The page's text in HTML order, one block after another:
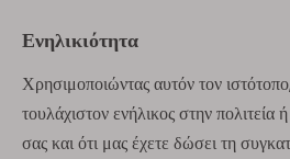
Ενηλικιότητα
Χρησιμοποιώντας αυτόν τον
τουλάχιστον ενήλικος στην πολιτεία
σας και ότι μας έχετε δώσει τη